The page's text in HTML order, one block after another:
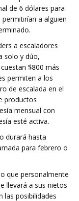
de 6 dólares para
a alguien
a escaladores
solo y dúo,
$800 más
permiten a los
de escalada en el
productos
mensual con
esté activa.
durará hasta
para febrero o
que personalmente
llevará a sus nietos
las posibilidades